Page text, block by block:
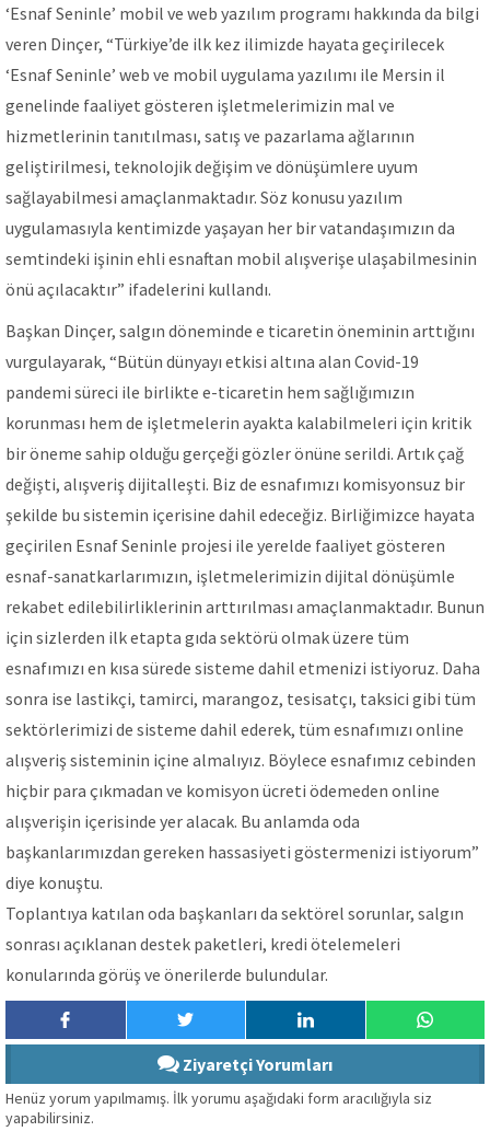
‘Esnaf Seninle’ mobil ve web yazılım programı hakkında da bilgi
veren Dinçer, “Türkiye’de ilk kez ilimizde hayata geçirilecek
‘Esnaf Seninle’ web ve mobil uygulama yazılımı ile Mersin il
genelinde faaliyet gösteren işletmelerimizin mal ve
hizmetlerinin tanıtılması, satış ve pazarlama ağlarının
geliştirilmesi, teknolojik değişim ve dönüşümlere uyum
sağlayabilmesi amaçlanmaktadır. Söz konusu yazılım
uygulamasıyla kentimizde yaşayan her bir vatandaşımızın da
semtindeki işinin ehli esnaftan mobil alışverişe ulaşabilmesinin
önü açılacaktır” ifadelerini kullandı.
Başkan Dinçer, salgın döneminde e ticaretin öneminin arttığını
vurgulayarak, “Bütün dünyayı etkisi altına alan Covid-19
pandemi süreci ile birlikte e-ticaretin hem sağlığımızın
korunması hem de işletmelerin ayakta kalabilmeleri için kritik
bir öneme sahip olduğu gerçeği gözler önüne serildi. Artık çağ
değişti, alışveriş dijitalleşti. Biz de esnafımızı komisyonsuz bir
şekilde bu sistemin içerisine dahil edeceğiz. Birliğimizce hayata
geçirilen Esnaf Seninle projesi ile yerelde faaliyet gösteren
esnaf-sanatkarlarımızın, işletmelerimizin dijital dönüşümle
rekabet edilebilirliklerinin arttırılması amaçlanmaktadır. Bunun
için sizlerden ilk etapta gıda sektörü olmak üzere tüm
esnafımızı en kısa sürede sisteme dahil etmenizi istiyoruz. Daha
sonra ise lastikçi, tamirci, marangoz, tesisatçı, taksici gibi tüm
sektörlerimizi de sisteme dahil ederek, tüm esnafımızı online
alışveriş sisteminin içine almalıyız. Böylece esnafımız cebinden
hiçbir para çıkmadan ve komisyon ücreti ödemeden online
alışverişin içerisinde yer alacak. Bu anlamda oda
başkanlarımızdan gereken hassasiyeti göstermenizi istiyorum”
diye konuştu.
Toplantıya katılan oda başkanları da sektörel sorunlar, salgın
sonrası açıklanan destek paketleri, kredi ötelemeleri
konularında görüş ve önerilerde bulundular.
Ziyaretçi Yorumları
Henüz yorum yapılmamış. İlk yorumu aşağıdaki form aracılığıyla siz
yapabilirsiniz.